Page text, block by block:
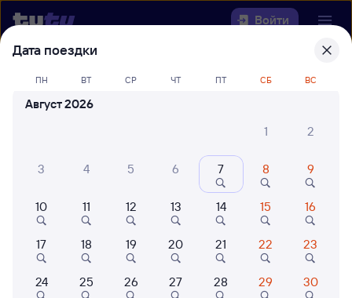
Войти
Выберите день, чтобы найтиж/д
билеты Шафраново — Нижнеудинск
42 млн путешествуют с
Когда
Кто едет
Дата поездки
ПН ВТ СР ЧТ ПТ СБ ВС
Август 2026
1
2
3 4 5 6 7 8 9
10 11 12 13 14 15 16
17 18 19 20 21 22 23
24 25 26 27 28 29 30